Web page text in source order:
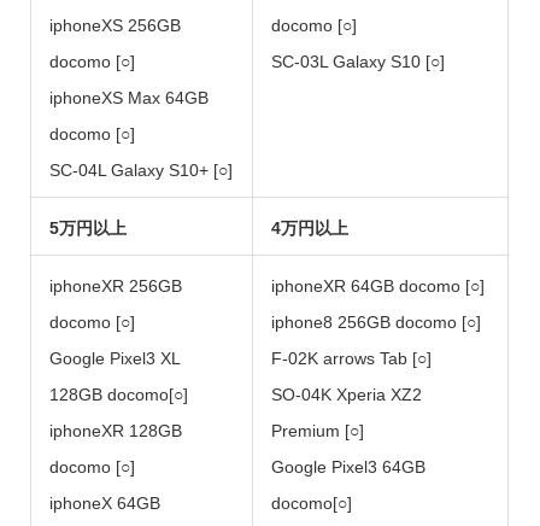
iphoneXS 256GB
docomo [○]
iphoneXS Max 64GB
docomo [○]
SC-04L Galaxy S10+ [○]
docomo [○]
SC-03L Galaxy S10 [○]
5万円以上 4万円以上
iphoneXR 256GB
docomo [○]
Google Pixel3 XL
128GB docomo[○]
iphoneXR 128GB
docomo [○]
iphoneX 64GB
iphoneXR 64GB docomo [○]
iphone8 256GB docomo [○]
F-02K arrows Tab [○]
SO-04K Xperia XZ2
Premium [○]
Google Pixel3 64GB
docomo[○]